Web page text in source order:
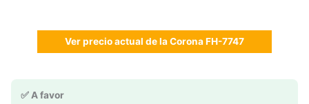
Ver precio actual de la Corona FH-7747
✅ A favor